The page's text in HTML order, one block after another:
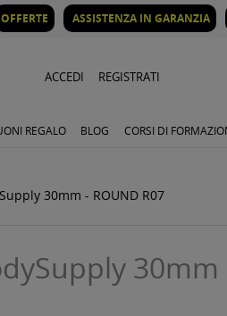
OFFERTE ASSISTENZA IN GARANZIA
ACCEDI REGISTRATI
REGALO BLOG CORSI DI
30mm - ROUND R07
30mm